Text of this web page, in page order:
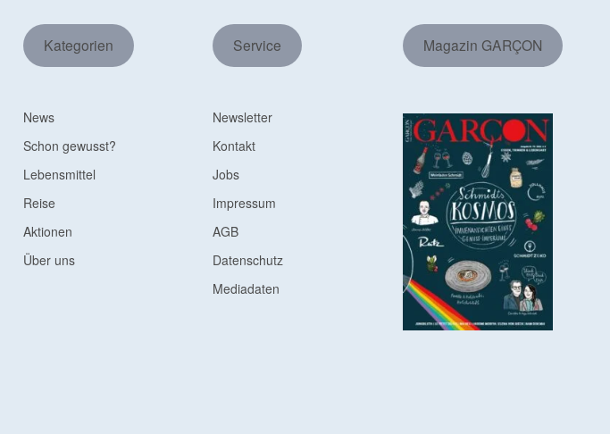
Kategorien
News
Schon gewusst?
Lebensmittel
Reise
Aktionen
Über uns
Service
Newsletter
Kontakt
Jobs
Impressum
AGB
Datenschutz
Mediadaten
Magazin GARÇON